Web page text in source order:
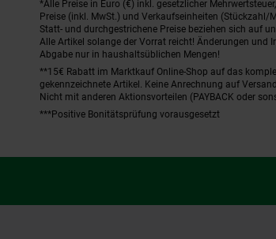
Fußnoten
*Alle Preise in Euro (€) inkl. gesetzlicher
Preise (inkl. MwSt.) und Verkaufseinheiten (Stückzahl/
Statt- und durchgestrichene Preise beziehen sich auf
Alle Artikel solange der Vorrat reicht! Änderungen und
Abgabe nur in haushaltsüblichen Mengen!
**15€ Rabatt im Marktkauf Online-Shop auf das
gekennzeichnete Artikel. Keine Anrechnung auf
Nicht mit anderen Aktionsvorteilen (PAYBACK oder
***Positive Bonitätsprüfung vorausgesetzt